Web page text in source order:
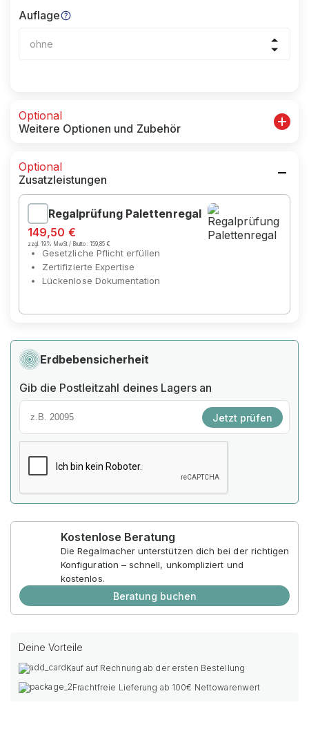
Auflage
ohne
Optional
Weitere Optionen und Zubehör
Optional
Zusatzleistungen
Regalprüfung Palettenregal
149,50 €
zzgl. 19% MwSt / Brutto :159,85 €
Gesetzliche Pflicht erfüllen
Zertifizierte Expertise
Lückenlose Dokumentation
Erdbebensicherheit
Gib die Postleitzahl deines Lagers an
Jetzt prüfen
Kostenlose Beratung
Die Regalmacher unterstützen dich bei der richtigen
Konfiguration – schnell, unkompliziert und
kostenlos.
Beratung buchen
Deine Vorteile
Kauf auf Rechnung ab der ersten Bestellung
Frachtfreie Lieferung ab 100€ Nettowarenwert